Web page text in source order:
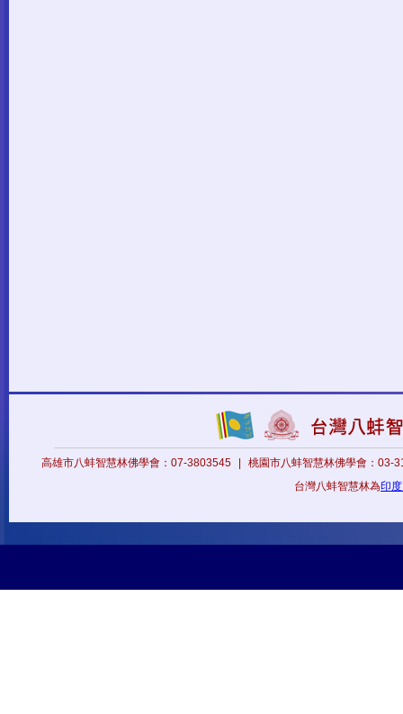
高雄市八蚌智慧林佛學會：07-3803545
桃園市八蚌智慧林佛學會：03-
台灣八蚌智慧林為印